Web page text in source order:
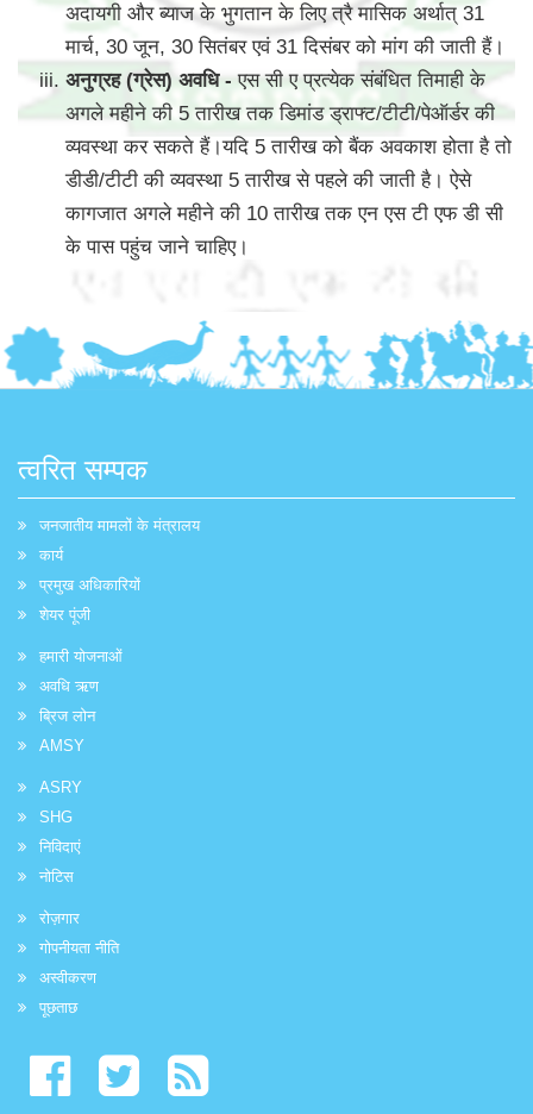
अदायगी और ब्याज के भुगतान के लिए त्रै मासिक अर्थात् 31
मार्च, 30 जून, 30 सितंबर एवं 31 दिसंबर को मांग की जाती हैं।
अनुग्रह (ग्रेस) अवधि -एस सी ए प्रत्येक संबंधित तिमाही के
अगले महीने की 5 तारीख तक डिमांड ड्राफ्ट/टीटी/पेऑर्डर की
व्यवस्था कर सकते हैं।यदि 5 तारीख को बैंक अवकाश होता है तो
डीडी/टीटी की व्यवस्था 5 तारीख से पहले की जाती है। ऐसे
कागजात अगले महीने की 10 तारीख तक एन एस टी एफ डी सी
के पास पहुंच जाने चाहिए।
त्वरित सम्पक
जनजातीय मामलों के मंत्रालय
कार्य
प्रमुख अधिकारियों
शेयर पूंजी
हमारी योजनाओं
अवधि ऋण
ब्रिज लोन
AMSY
ASRY
SHG
निविदाएं
नोटिस
रोज़गार
गोपनीयता नीति
अस्वीकरण
पूछताछ